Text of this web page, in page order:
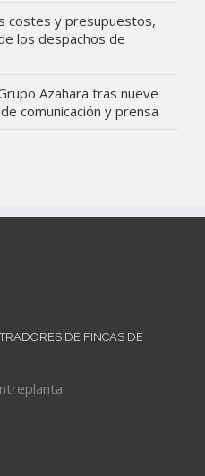
costes y presupuestos,
los despachos de
Azahara tras nueve
comunicación y prensa
DE FINCAS DE